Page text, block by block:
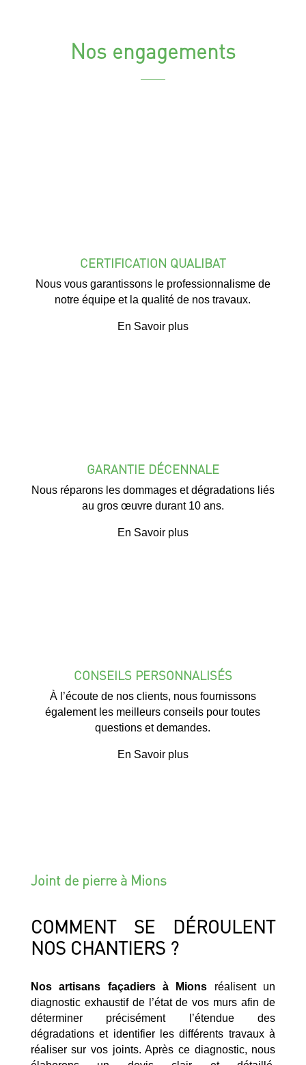
Nos engagements
CERTIFICATION QUALIBAT
Nous vous garantissons le professionnalisme de
notre équipe et la qualité de nos travaux.
En Savoir plus
GARANTIE DÉCENNALE
Nous réparons les dommages et dégradations liés
au gros œuvre durant 10 ans.
En Savoir plus
CONSEILS PERSONNALISÉS
À l’écoute de nos clients, nous fournissons
également les meilleurs conseils pour toutes
questions et demandes.
En Savoir plus
Joint de pierre à Mions
COMMENT SE DÉROULENT
NOS CHANTIERS ?
Nos artisans façadiers à Mions réalisent un
diagnostic exhaustif de l’état de vos murs afin de
déterminer précisément l’étendue des
dégradations et identifier les différents travaux à
réaliser sur vos joints. Après ce diagnostic, nous